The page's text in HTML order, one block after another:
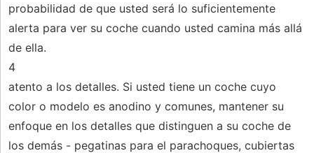
probabilidad de que usted será lo suficientemente
alerta para ver su coche cuando usted camina más allá
de ella.
4
atento a los detalles. Si usted tiene un coche cuyo
color o modelo es anodino y comunes, mantener su
enfoque en los detalles que distinguen a su coche de
los demás - pegatinas para el parachoques, cubiertas